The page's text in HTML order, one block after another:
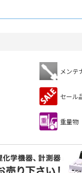
メンテ
セール
重量物